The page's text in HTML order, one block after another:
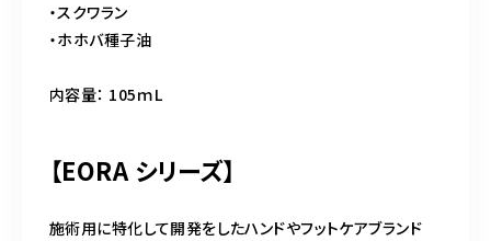
・スクワラン
・ホホバ種子油
内容量： 105ｍL
【EORA シリーズ】
施術用に特化して開発をしたハンドやフットケアブランド